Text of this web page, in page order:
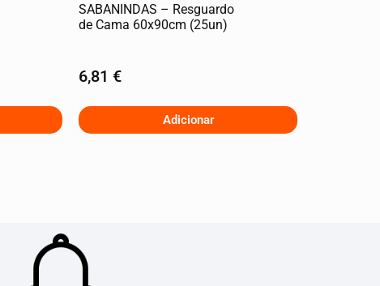
SABANINDAS – Resguardo
de Cama 60x90cm (25un)
6,81 €
Adicionar